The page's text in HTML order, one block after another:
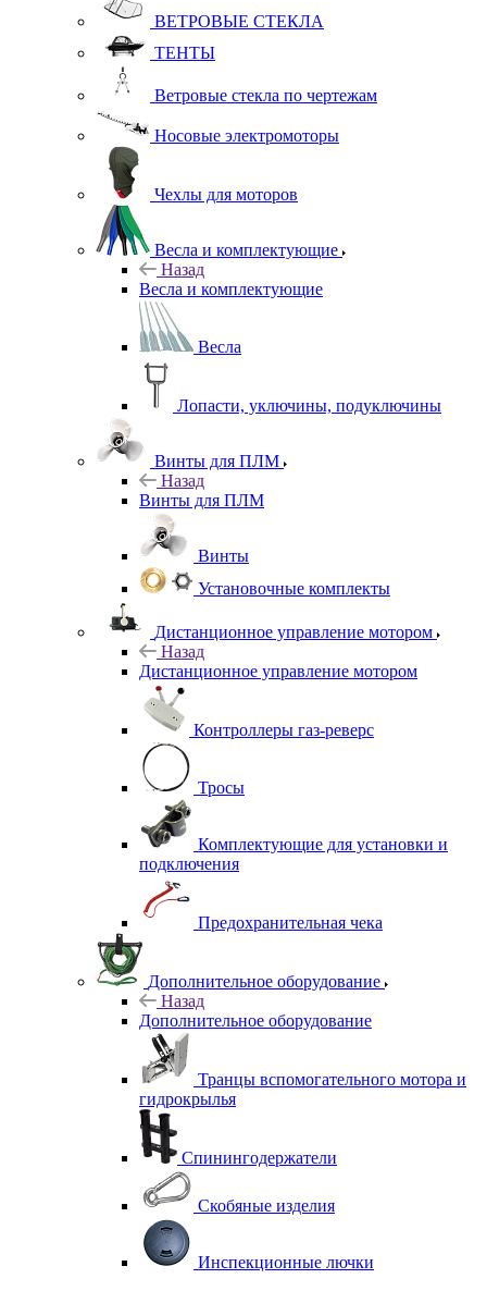
ВЕТРОВЫЕ СТЕКЛА
ТЕНТЫ
Ветровые стекла по чертежам
Носовые электромоторы
Чехлы для моторов
Весла и комплектующие
Назад
Весла и комплектующие
Весла
Лопасти, уключины, подуключины
Винты для ПЛМ
Назад
Винты для ПЛМ
Винты
Установочные комплекты
Дистанционное управление мотором
Назад
Дистанционное управление мотором
Контроллеры газ-реверс
Тросы
Комплектующие для установки и
подключения
Предохранительная чека
Дополнительное оборудование
Назад
Дополнительное оборудование
Транцы вспомогательного мотора и
гидрокрылья
Спинингодержатели
Скобяные изделия
Инспекционные лючки